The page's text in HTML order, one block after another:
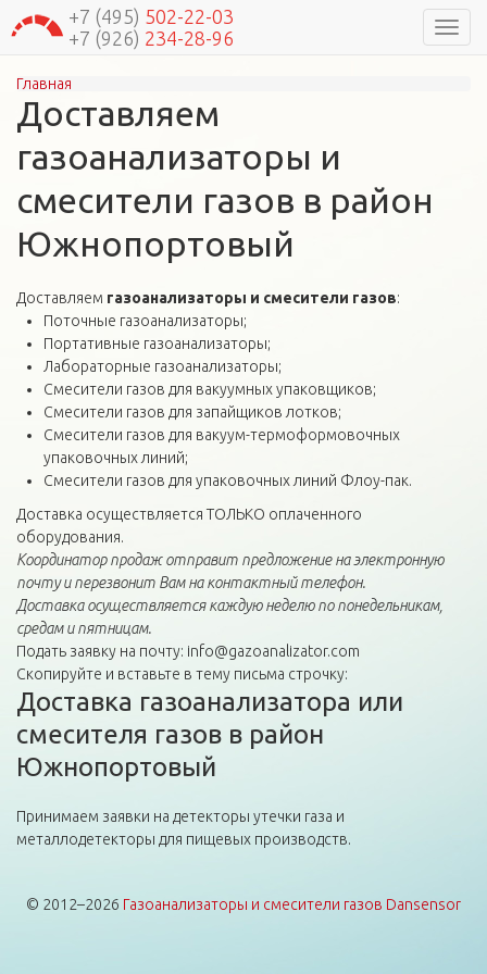
+7 (495) 502-22-03
+7 (926) 234-28-96
Вы здесь
Главная
Доставляем
газоанализаторы и
смесители газов в район
Южнопортовый
Доставляем газоанализаторы и смесители газов:
Поточные газоанализаторы;
Портативные газоанализаторы;
Лабораторные газоанализаторы;
Смесители газов для вакуумных упаковщиков;
Смесители газов для запайщиков лотков;
Смесители газов для вакуум-термоформовочных
упаковочных линий;
Смесители газов для упаковочных линий Флоу-пак.
Доставка осуществляется ТОЛЬКО оплаченного
оборудования.
Координатор продаж отправит предложение на электронную
почту и перезвонит Вам на контактный телефон.
Доставка осуществляется каждую неделю по понедельникам,
средам и пятницам.
Подать заявку на почту: info@gazoanalizator.com
Скопируйте и вставьте в тему письма строчку:
Доставка газоанализатора или
смесителя газов в район
Южнопортовый
Принимаем заявки на детекторы утечки газа и
металлодетекторы для пищевых производств.
© 2012–2026 Газоанализаторы и смесители газов Dansensor